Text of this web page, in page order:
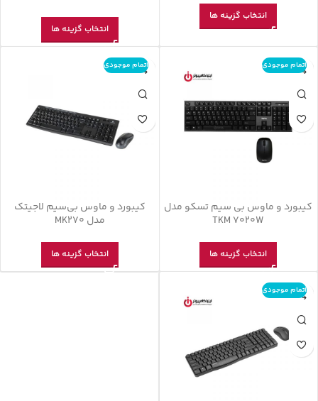
انتخاب گزینه ها
انتخاب گزینه ها
اتمام موجودی
کیبورد و ماوس بی سیم تسکو مدل
TKM 7020W
انتخاب گزینه ها
اتمام موجودی
کیبورد و ماوس بی‌سیم لاجیتک
مدل MK270
انتخاب گزینه ها
اتمام موجودی